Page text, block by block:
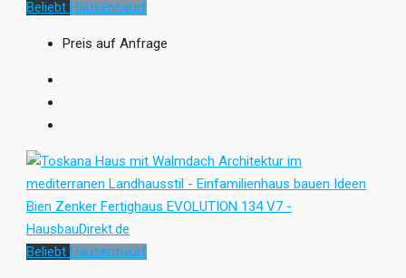
Beliebt Hausentwurf
Preis auf Anfrage
Beliebt Hausentwurf